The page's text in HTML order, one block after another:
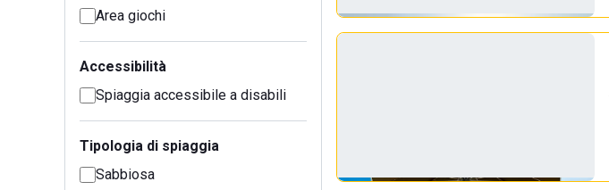
Area giochi
Accessibilità
Spiaggia accessibile a disabili
Tipologia di spiaggia
Sabbiosa